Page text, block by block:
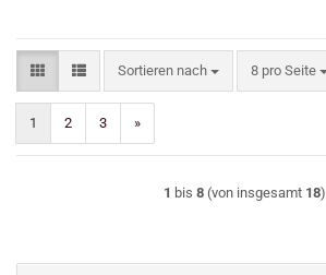
Sortieren nach
Sortieren nach 8 pro Seite
pro Seite
1 2 3 »
1 bis 8(von insgesamt 18)